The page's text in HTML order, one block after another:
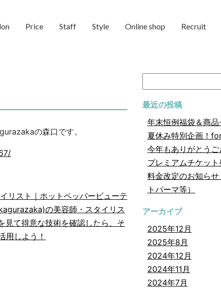
Price Staff Style Online shop Recruit
の森口です。
リスト｜ホットペッパービューテ
の美容師・スタイリス
見て得意な技術を確認したら、そ
用しよう！
索:
最近の投稿
年末恒例福袋＆商品
夏休み特別企画！
今年もありがとうご
プレミアムチケット
料金改定のお知ら
トパーマ等）
アーカイブ
2025年12月
2025年8月
2024年12月
2024年11月
2024年7月